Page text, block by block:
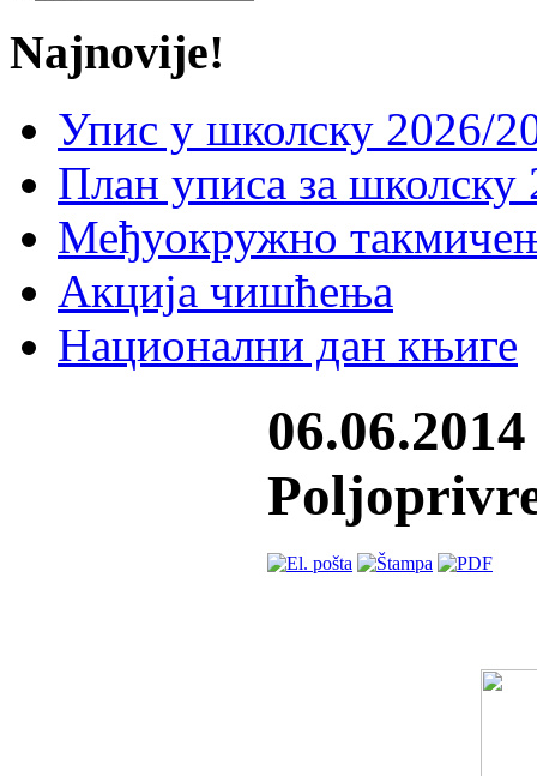
Najnovije!
Упис у школску 2026/
План уписа за школску
Међуокружно
Акција чишћења
Национални дан књиге